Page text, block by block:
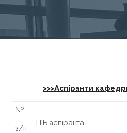
>>>Аспіранти
№
з/п
ПІБ аспіранта